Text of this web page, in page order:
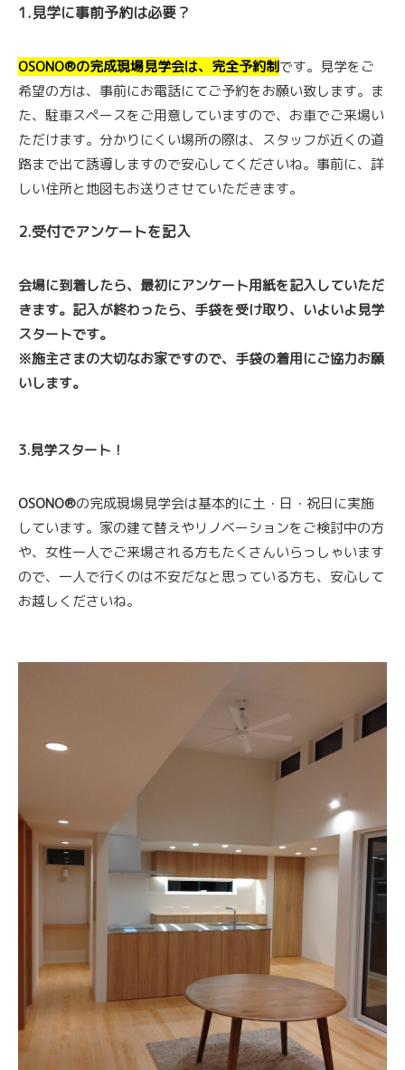
1.見学に事前予約は必要？
OSONO®の完成現場見学会は、完全予約制です。見学をご
希望の方は、事前にお電話にてご予約をお願い致します。ま
た、駐車スペースをご用意していますので、お車でご来場い
ただけます。分かりにくい場所の際は、スタッフが近くの道
路まで出て誘導しますので安心してくださいね。事前に、詳
しい住所と地図もお送りさせていただきます。
2.受付でアンケートを記入
会場に到着したら、最初にアンケート用紙を記入していただ
きます。記入が終わったら、手袋を受け取り、いよいよ見学
スタートです。
※施主さまの大切なお家ですので、手袋の着用にご協力お願
いします。
3.見学スタート！
OSONO®の完成現場見学会は基本的に土・日・祝日に実施
しています。家の建て替えやリノベーションをご検討中の方
や、女性一人でご来場される方もたくさんいらっしゃいます
ので、一人で行くのは不安だなと思っている方も、安心して
お越しくださいね。